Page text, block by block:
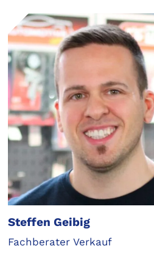
Steffen Geibig
Fachberater Verkauf